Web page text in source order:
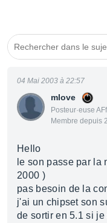
mlove
Posteur·euse
Membre depuis
04 Mai 2003 à 22:57
Hello
le son passe par la
2000 )
pas besoin de la
j'ai un chipset son
de sortir en 5.1 si